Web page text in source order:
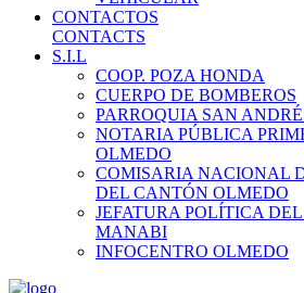
CONTACTOS
CONTACTS
S.I.L
COOP. POZA HONDA
CUERPO DE BOMBEROS
PARROQUIA SAN
NOTARIA PÚBLICA
OLMEDO
COMISARIA NACIONAL
DEL CANTÓN OLMEDO
JEFATURA POLÍTICA
MANABI
INFOCENTRO OLMEDO